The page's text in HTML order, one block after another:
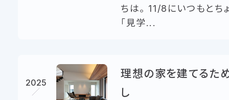
ちは。 11/8にいつもとち
「見学...
2025
理想の家を建てるた
し